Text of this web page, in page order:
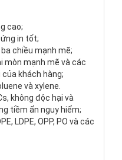
cao;
in tốt;
chiều mạnh mẽ;
mòn mạnh mẽ và các
khách hàng;
và xylene.
không độc hại và
tiềm ẩn nguy hiểm;
LDPE, OPP, PO và các